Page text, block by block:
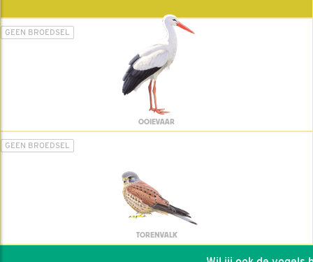
GEEN BROEDSEL
OOIEVAAR
GEEN BROEDSEL
TORENVALK